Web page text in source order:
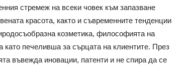
стремеж на всеки човек към запазване
красота, както и съвременните тенденции
козметика, философията на
като печеливша за сърцата на клиентите. През
въвежда иновации, патенти и не спира да се